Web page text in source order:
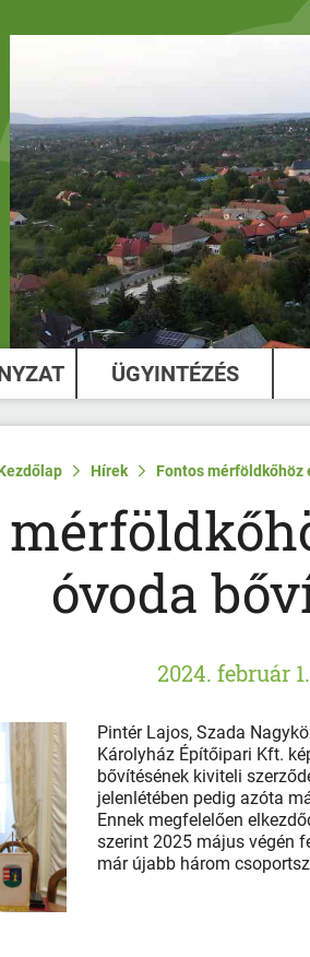
ÜGYINTÉZÉS
Hírek Fontos mérföldkőhöz
óvoda
2024. február 1.
Pintér Lajos, Szada
Károlyház Építőipari Kft.
bővítésének kiviteli
jelenlétében pedig azóta
Ennek megfelelően
szerint 2025 május végén
már újabb három